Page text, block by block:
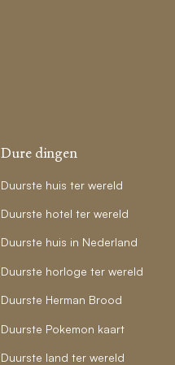
Dure dingen
Duurste huis ter wereld
Duurste hotel ter wereld
Duurste huis in Nederland
Duurste horloge ter wereld
Duurste Herman Brood
Duurste Pokemon kaart
Duurste land ter wereld